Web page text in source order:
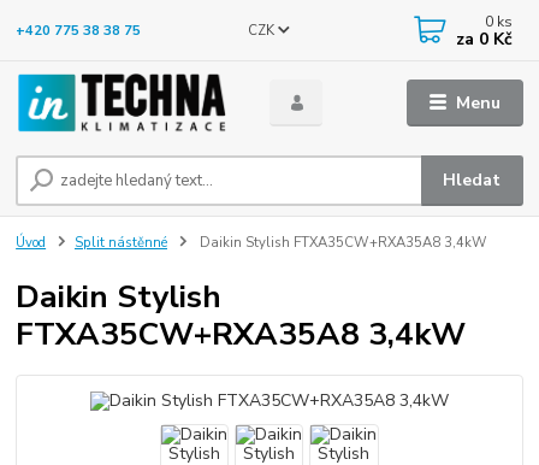
Menu
CZK
Hledat
+420 775 38 38 75 0 ks
za 0 Kč
Úvod Split nástěnné Daikin Stylish FTXA35CW+RXA35A8 3,4kW
Daikin Stylish
FTXA35CW+RXA35A8 3,4kW